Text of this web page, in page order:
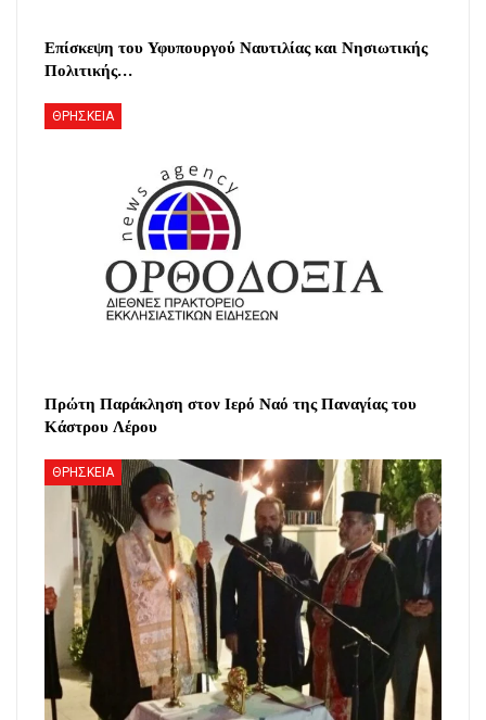
Επίσκεψη του Υφυπουργού Ναυτιλίας και Νησιωτικής
Πολιτικής…
ΘΡΗΣΚΕΙΑ
Πρώτη Παράκληση στον Ιερό Ναό της Παναγίας του
Κάστρου Λέρου
ΘΡΗΣΚΕΙΑ